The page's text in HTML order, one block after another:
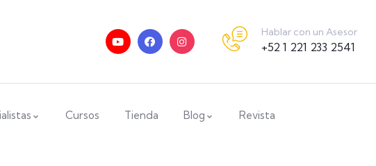
Hablar con un Asesor
+52 1 221 233 2541
Cursos Tienda Blog Revista